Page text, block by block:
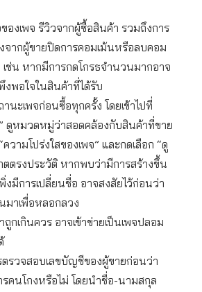
องเพจ รีวิวจากผู้ซื้อสินค้า รวมถึงการ
จากผู้ขายปิดการคอมเม้นหรือลบคอม
เช่น หากมีการกดโกรธจำนวนมากอาจ
พอใจในสินค้าที่ได้รับ
นะเพจก่อนซื้อทุกครั้ง โดยเข้าไปที่
ดูหมวดหมู่ว่าสอดคล้องกับสินค้าที่ขาย
วามโปร่งใสของเพจ” และกดเลือก “ดู
ตตรงประวัติ หากพบว่ามีการสร้างขึ้น
งมีการเปลี่ยนชื่อ อาจสงสัยไว้ก่อนว่า
มาเพื่อหลอกลวง
กเกินควร อาจเข้าข่ายเป็นเพจปลอม
รวจสอบเลขบัญชีของผู้ขายก่อนว่า
คนโกงหรือไม่ โดยนำชื่อ-นามสกุล